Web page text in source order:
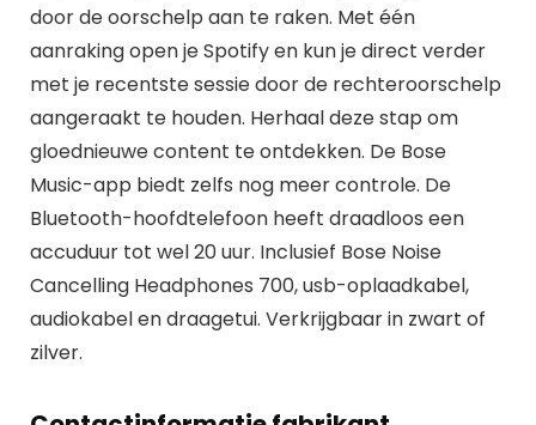
door de oorschelp aan te raken. Met één
aanraking open je Spotify en kun je direct verder
met je recentste sessie door de rechteroorschelp
aangeraakt te houden. Herhaal deze stap om
gloednieuwe content te ontdekken. De Bose
Music-app biedt zelfs nog meer controle. De
Bluetooth-hoofdtelefoon heeft draadloos een
accuduur tot wel 20 uur. Inclusief Bose Noise
Cancelling Headphones 700, usb-oplaadkabel,
audiokabel en draagetui. Verkrijgbaar in zwart of
zilver.